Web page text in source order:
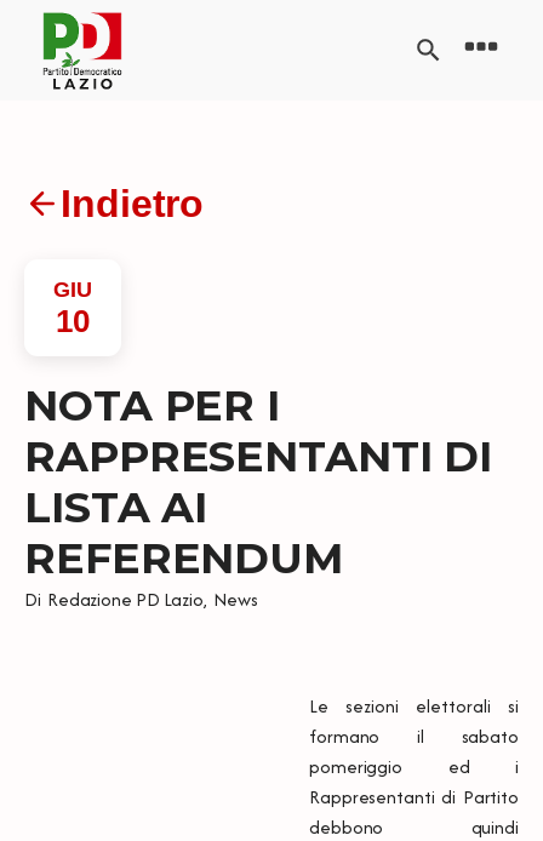
Indietro
GIU
10
NOTA PER I
RAPPRESENTANTI DI
LISTA AI
REFERENDUM
Di Redazione PD Lazio, News
Le sezioni elettorali si
formano il sabato
pomeriggio ed i
Rappresentanti di Partito
debbono quindi